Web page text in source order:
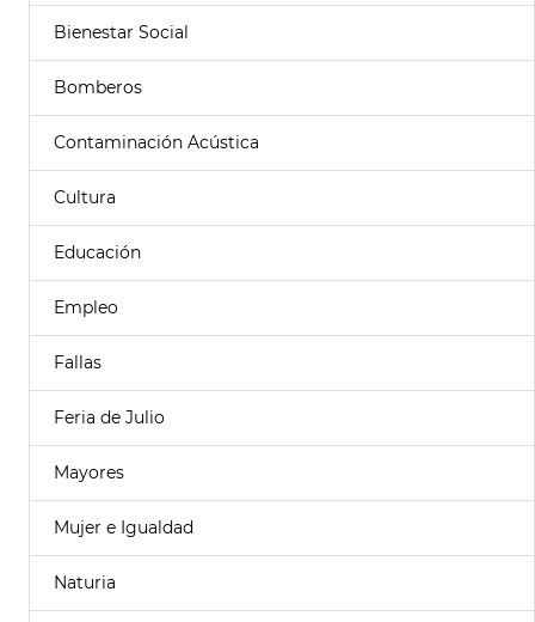
Bienestar Social
Bomberos
Contaminación Acústica
Cultura
Educación
Empleo
Fallas
Feria de Julio
Mayores
Mujer e Igualdad
Naturia